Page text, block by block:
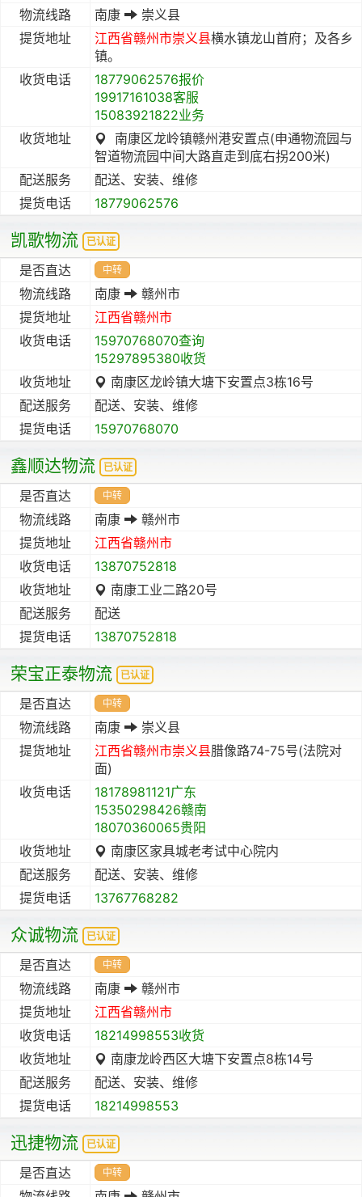
物流线路 南康
崇义县
提货地址
江西省赣州市崇义县横水镇龙山首府；及各乡
镇。
收货电话
18779062576报价
19917161038客服
15083921822业务
收货地址
南康区龙岭镇赣州港安置点(申通物流园与
智道物流园中间大路直走到底右拐200米)
配送服务
配送、安装、维修
提货电话
18779062576
凯歌物流 已认证
是否直达 中转
物流线路 南康
赣州市
提货地址
江西省赣州市
收货电话
15970768070查询
15297895380收货
收货地址
南康区龙岭镇大塘下安置点3栋16号
配送服务
配送、安装、维修
提货电话
15970768070
鑫顺达物流 已认证
是否直达 中转
物流线路 南康
赣州市
提货地址
江西省赣州市
收货电话
13870752818
收货地址
南康工业二路20号
配送服务
配送
提货电话
13870752818
荣宝正泰物流 已认证
是否直达 中转
物流线路 南康
崇义县
提货地址
江西省赣州市崇义县腊像路74-75号(法院对
面)
收货电话
18178981121广东
15350298426赣南
18070360065贵阳
收货地址
南康区家具城老考试中心院内
配送服务
配送、安装、维修
提货电话
13767768282
众诚物流 已认证
是否直达 中转
物流线路 南康
赣州市
提货地址
江西省赣州市
收货电话
18214998553收货
收货地址
南康龙岭西区大塘下安置点8栋14号
配送服务
配送、安装、维修
提货电话
18214998553
迅捷物流 已认证
是否直达 中转